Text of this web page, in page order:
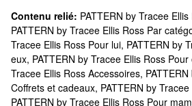
Est-ce que Sephora offre des produits
Ellis Ross?
Sephora propose de nombreux produits
PATTERN by Tracee Ellis Ross. À la
revitalisant? Découvrez des essentiels
hydratantes, des formules purifiantes et
Contenu relié: PATTERN by Tracee
PATTERN by Tracee Ellis Ross Par
Tracee Ellis Ross Pour lui, PATTERN by
eux, PATTERN by Tracee Ellis Ross Pour
Tracee Ellis Ross Accessoires,
Coffrets et cadeaux, PATTERN by
PATTERN by Tracee Ellis Ross Pour